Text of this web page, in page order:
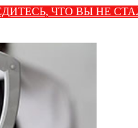
ЧТО ВЫ НЕ